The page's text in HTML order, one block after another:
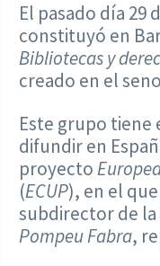
El pasado día 29
constituyó en
Bibliotecas y
creado en el
Este grupo
difundir en
proyecto
(ECUP), en el que
subdirector de
Pompeu Fabra,